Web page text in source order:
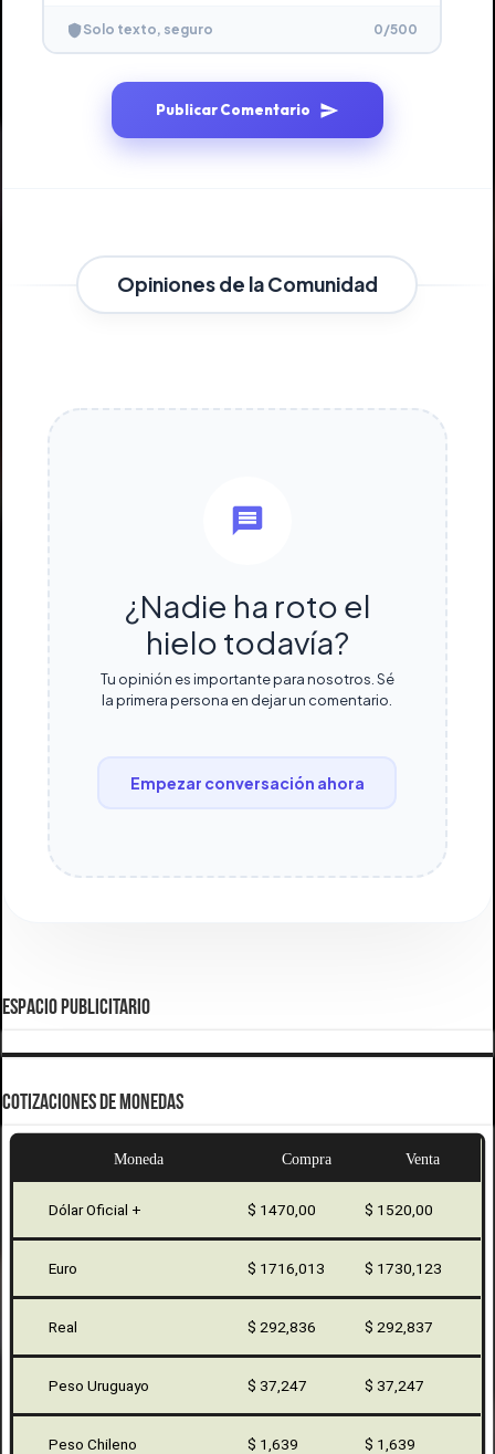
Solo texto, seguro 0/500
Publicar Comentario
Opiniones de la Comunidad
¿Nadie ha roto el
hielo todavía?
Tu opinión es importante para nosotros. Sé
la primera persona en dejar un comentario.
Empezar conversación ahora
ESPACIO PUBLICITARIO
COTIZACIONES DE MONEDAS
Moneda Compra Venta
Dólar Oficial + $ 1470,00 $ 1520,00
Euro $ 1716,013 $ 1730,123
Real $ 292,836 $ 292,837
Peso Uruguayo $ 37,247 $ 37,247
Peso Chileno $ 1,639 $ 1,639